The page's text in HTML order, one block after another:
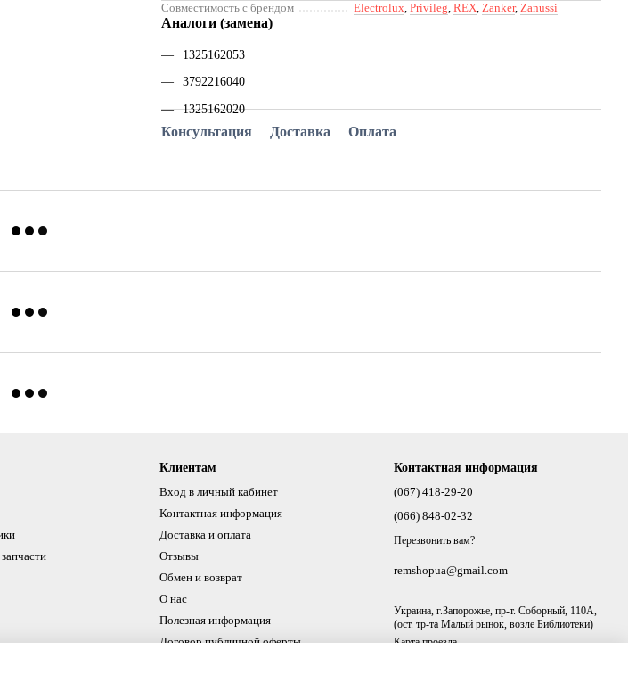
Совместимость с брендом Electrolux,Privileg,REX,Zanker,Zanussi
Аналоги (замена)
1325162053
3792216040
1325162020
Консультация Доставка Оплата
Клиентам
Вход в личный кабинет
Контактная информация
Доставка и оплата
Отзывы
Обмен и возврат
О нас
Полезная информация
Договор публичной оферты
Контактная информация
(067) 418-29-20
(066) 848-02-32
Перезвонить вам?
remshopua@gmail.com
Украина, г.Запорожье, пр-т. Соборный, 110А,
(ост. тр-та Малый рынок, возле Библиотеки)
Карта проезда